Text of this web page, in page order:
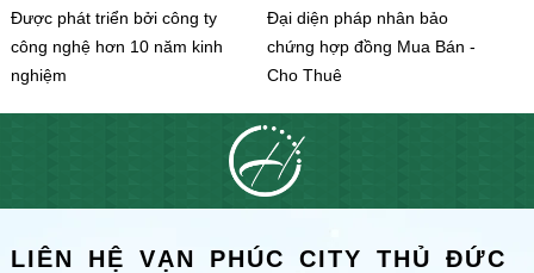
Được phát triển bởi công ty
công nghệ hơn 10 năm kinh
nghiệm
Đại diện pháp nhân bảo
chứng hợp đồng Mua Bán -
Cho Thuê
LIÊN HỆ VẠN PHÚC CITY THỦ ĐỨC